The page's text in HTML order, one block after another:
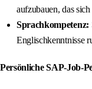
aufzubauen, das
Sprachkompetenz:
Englischkenntnisse
Persönliche SAP-Job-